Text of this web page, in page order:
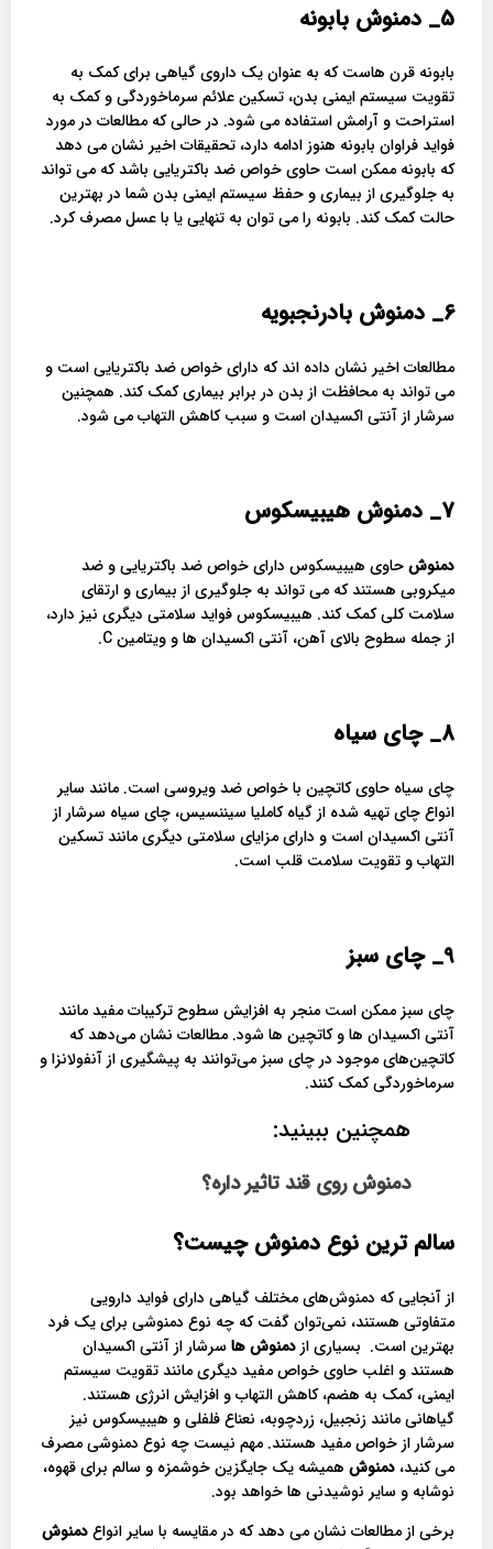
5_ دمنوش بابونه
بابونه قرن هاست که به عنوان یک داروی گیاهی برای کمک به
تقویت سیستم ایمنی بدن، تسکین علائم سرماخوردگی و کمک به
استراحت و آرامش استفاده می شود. در حالی که مطالعات در مورد
فواید فراوان بابونه هنوز ادامه دارد، تحقیقات اخیر نشان می دهد
که بابونه ممکن است حاوی خواص ضد باکتریایی باشد که می تواند
به جلوگیری از بیماری و حفظ سیستم ایمنی بدن شما در بهترین
حالت کمک کند. بابونه را می توان به تنهایی یا با عسل مصرف کرد.
6_ دمنوش بادرنجبویه
مطالعات اخیر نشان داده اند که دارای خواص ضد باکتریایی است و
می تواند به محافظت از بدن در برابر بیماری کمک کند. همچنین
سرشار از آنتی اکسیدان است و سبب کاهش التهاب می شود.
7_ دمنوش هیبیسکوس
دمنوشحاوی هیبیسکوس دارای خواص ضد باکتریایی و ضد
میکروبی هستند که می تواند به جلوگیری از بیماری و ارتقای
سلامت کلی کمک کند. هیبیسکوس فواید سلامتی دیگری نیز دارد،
از جمله سطوح بالای آهن، آنتی اکسیدان ها و ویتامین C.
8_ چای سیاه
چای سیاه حاوی کاتچین با خواص ضد ویروسی است. مانند سایر
انواع چای تهیه شده از گیاه کاملیا سیننسیس، چای سیاه سرشار از
آنتی اکسیدان است و دارای مزایای سلامتی دیگری مانند تسکین
التهاب و تقویت سلامت قلب است.
9_ چای سبز
چای سبز ممکن است منجر به افزایش سطوح ترکیبات مفید مانند
آنتی اکسیدان ها و کاتچین ها شود. مطالعات نشان می‌دهد که
کاتچین‌های موجود در چای سبز می‌توانند به پیشگیری از آنفولانزا و
سرماخوردگی کمک کنند.
همچنین ببینید:
دمنوش روی قند تاثیر داره؟
سالم ترین نوع دمنوش چیست؟
از آنجایی که دمنوش‌های مختلف گیاهی دارای فواید دارویی
متفاوتی هستند، نمی‌توان گفت که چه نوع دمنوشی برای یک فرد
بهترین است. بسیاری از دمنوش هاسرشار از آنتی اکسیدان
هستند و اغلب حاوی خواص مفید دیگری مانند تقویت سیستم
ایمنی، کمک به هضم، کاهش التهاب و افزایش انرژی هستند.
گیاهانی مانند زنجبیل، زردچوبه، نعناع فلفلی و هیبیسکوس نیز
سرشار از خواص مفید هستند. مهم نیست چه نوع دمنوشی مصرف
می کنید، دمنوش همیشه یک جایگزین خوشمزه و سالم برای قهوه،
نوشابه و سایر نوشیدنی ها خواهد بود.
برخی از مطالعات نشان می دهد که در مقایسه با سایر انواعدمنوش